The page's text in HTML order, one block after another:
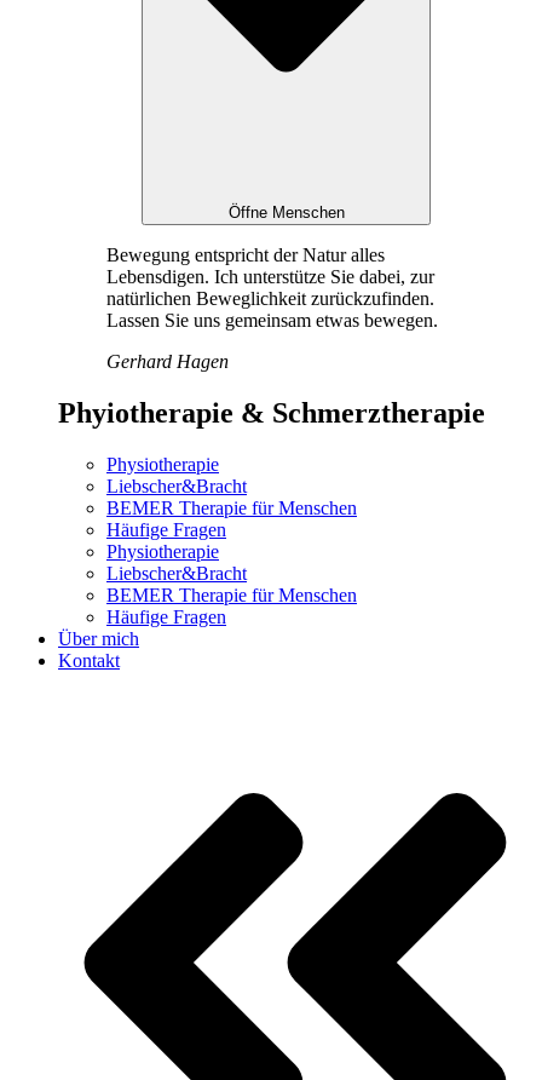
Öffne Menschen
Bewegung entspricht der Natur alles
Lebensdigen. Ich unterstütze Sie dabei, zur
natürlichen Beweglichkeit zurückzufinden.
Lassen Sie uns gemeinsam etwas bewegen.
Gerhard Hagen
Phyiotherapie & Schmerztherapie
Physiotherapie
Liebscher&Bracht
BEMER Therapie für Menschen
Häufige Fragen
Physiotherapie
Liebscher&Bracht
BEMER Therapie für Menschen
Häufige Fragen
Über mich
Kontakt